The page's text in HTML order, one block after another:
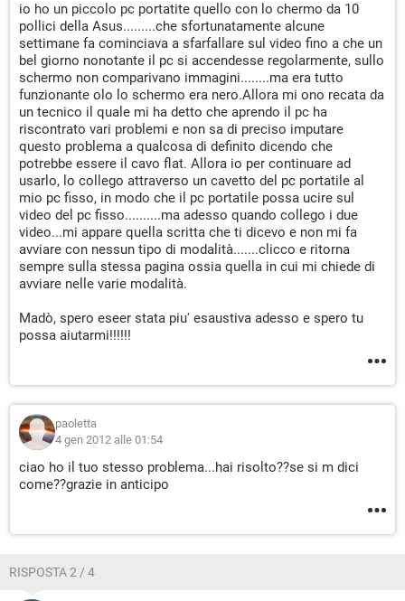
io ho un piccolo pc portatite quello con lo chermo da 10
pollici della Asus.........che sfortunatamente alcune
settimane fa cominciava a sfarfallare sul video fino a che un
bel giorno nonotante il pc si accendesse regolarmente, sullo
schermo non comparivano immagini........ma era tutto
funzionante olo lo schermo era nero.Allora mi ono recata da
un tecnico il quale mi ha detto che aprendo il pc ha
riscontrato vari problemi e non sa di preciso imputare
questo problema a qualcosa di definito dicendo che
potrebbe essere il cavo flat. Allora io per continuare ad
usarlo, lo collego attraverso un cavetto del pc portatile al
mio pc fisso, in modo che il pc portatile possa ucire sul
video del pc fisso..........ma adesso quando collego i due
video...mi appare quella scritta che ti dicevo e non mi fa
avviare con nessun tipo di modalità.......clicco e ritorna
sempre sulla stessa pagina ossia quella in cui mi chiede di
avviare nelle varie modalità.
Madò, spero eseer stata piu' esaustiva adesso e spero tu
possa aiutarmi!!!!!!
paoletta
4 gen 2012 alle 01:54
ciao ho il tuo stesso problema...hai risolto??se si m dici
come??grazie in anticipo
RISPOSTA 2 / 4